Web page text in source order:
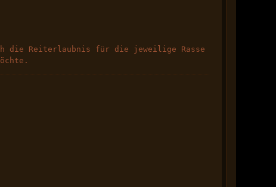
die Reiterlaubnis für die jeweilige Rasse